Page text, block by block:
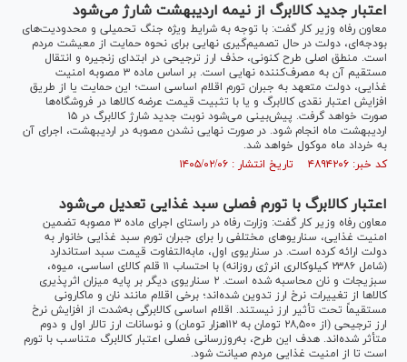
اعتبار جدید کالابرگ از نیمه اردیبهشت شارژ می‌شود
معاون رفاه وزیر کار گفت: با توجه به شرایط ویژه جنگ تحمیلی و محدودیت‌های
بودجه‌ای، دولت در حال تصمیم‌گیری نهایی برای نحوه حمایت از معیشت مردم
است. منطق اصلی طرح کنونی، حذف ارز ترجیحی در ابتدای زنجیره و انتقال
مستقیم آن به مصرف‌کننده نهایی است. بر اساس ماده ۳ مصوبه امنیت
غذایی، دولت متعهد به جبران تورم اقلام اساسی است؛ این حمایت یا از طریق
افزایش اعتبار نقدی کالابرگ و یا با تثبیت قیمت عرضه کالا‌ها در فروشگاه‌ها
صورت خواهد گرفت. پیش‌بینی می‌شود نوبت جدید شارژ کالابرگ در ۱۵
اردیبهشت ماه انجام شود. در صورت نهایی نشدن مصوبه در اردیبهشت، اجرای آن
به خرداد ماه موکول خواهد شد.
کد خبر: ۴۸۹۴۲۰۶ تاریخ انتشار : ۱۴۰۵/۰۲/۰۶
اعتبار کالابرگ با تورم فصلی سبد غذایی تعدیل می‌شود
معاون رفاه وزیر کار گفت: وزارت رفاه در راستای اجرای ماده ۳ مصوبه تضمین
امنیت غذایی، سناریوهای مختلفی را برای جبران تورم سبد غذایی خانوار به
دولت ارائه کرده است. در سناریوی اول، مابه‌التفاوت قیمت سبد استاندارد
(شامل ۲۳۸۶ کیلوکالری انرژی روزانه) با احتساب ۱۱ قلم کالای اساسی، میوه،
سبزیجات و نان محاسبه شده است. ۲ سناریوی دیگر بر پایه میزان اثرپذیری
کالاها از تغییرات نرخ ارز تدوین شده‌اند؛ برخی اقلام مانند نان و ماکارونی
مستقیماً تحت تأثیر ارز نیستند. اقلام اساسی کالا‌برگی به‌شدت از افزایش نرخ
ارز ترجیحی (از ۲۸,۵۰۰ تومان به ۱۱۲هزار تومان) و نوسانات ارز تالار اول و دوم
متأثر شده‌اند. هدف این طرح، به‌روزرسانی فصلی اعتبار کالابرگ متناسب با تورم
است تا از امنیت غذایی مردم صیانت شود.